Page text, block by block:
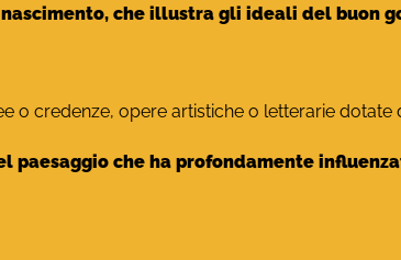
che illustra gli ideali del buon
o credenze, opere artistiche o letterarie dotate
paesaggio che ha profondamente